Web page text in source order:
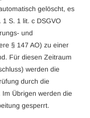
gelöscht, es
1 S. 1 lit. c DSGVO
und
§ 147 AO) zu einer
Für diesen Zeitraum
werden die
durch die
Übrigen werden die
gesperrt.